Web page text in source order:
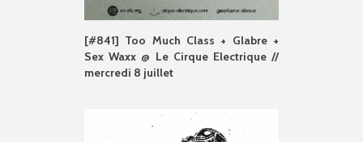
[#841] Too Much Class + Glabre +
Sex Waxx @ Le Cirque Electrique //
mercredi 8 juillet